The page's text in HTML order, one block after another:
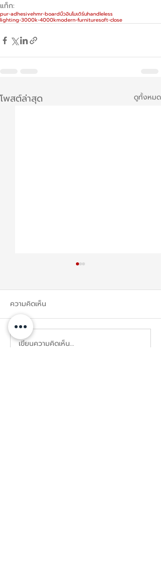
แท็ก:
pur-adhesivehmr-boardบิ้วอินโมเดิร์นhandleless
lighting-3000k-4000kmodern-furnituresoft-close
โพสต์ล่าสุด ดูทั้งหมด
เปิดตัว Lavaredo Nano
ความคิดเห็น
เขียนความคิดเห็น…